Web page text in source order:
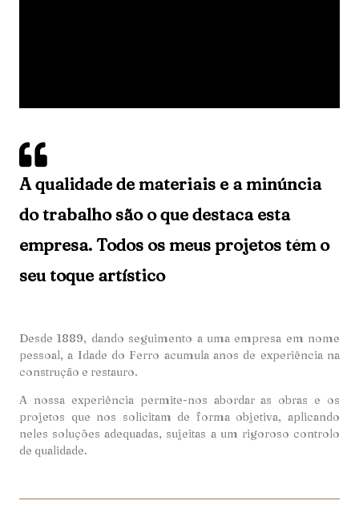
A qualidade de materiais e a minúncia
do trabalho são o que destaca esta
empresa. Todos os meus projetos têm o
seu toque artístico
Desde 1889, dando seguimento a uma empresa em nome
pessoal, a Idade do Ferro acumula anos de experiência na
construção e restauro.
A nossa experiência permite-nos abordar as obras e os
projetos que nos solicitam de forma objetiva, aplicando
neles soluções adequadas, sujeitas a um rigoroso controlo
de qualidade.